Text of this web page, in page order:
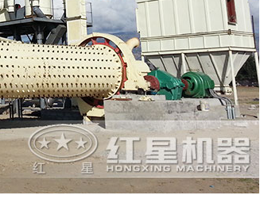
3分
6分钟